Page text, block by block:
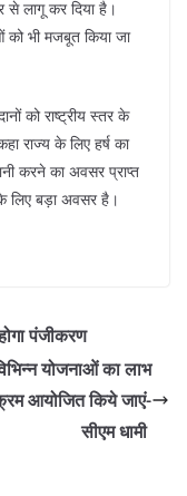
से लागू कर दिया है।
भी मजबूत किया जा
को राष्ट्रीय स्तर के
राज्य के लिए हर्ष का
करने का अवसर प्राप्त
लिए बड़ा अवसर है।
पंजीकरण
योजनाओं का लाभ
आयोजित किये जाएं-
सीएम धामी